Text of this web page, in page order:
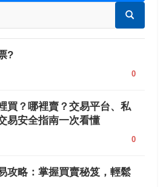
?
0
買？哪裡賣？交易平台、私
易安全指南一次看懂
0
攻略：掌握買賣秘笈，輕鬆